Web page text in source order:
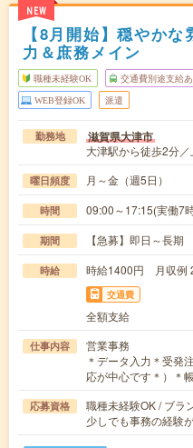
NEW
【8月開始】穏やか
力＆庶務メイン
職種未経験OK 交通費別途支給あ
WEB登録OK 派遣
勤務地 滋賀県大津市
大津駅から徒歩2分
曜日頻度 月～金（週5日）
時間 09:00～17:15(実働7
期間 【急募】即日～長期
時給 時給1400円 月収例
交通費
全額支給
仕事内容
営業事務
＊データ入力＊受発
応が中心です＊）＊
応募資格
職種未経験OK / ブラ
少しでも事務の経験